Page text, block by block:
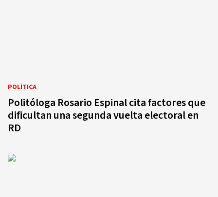
POLÍTICA
Politóloga Rosario Espinal cita factores que
dificultan una segunda vuelta electoral en
RD